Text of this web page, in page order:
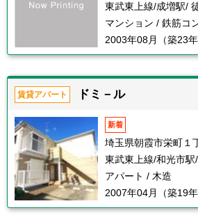
東武東上線/成増駅/
マンション / 鉄筋コ
2003年08月（築23年
賃貸アパート ドミ－ル
新着
埼玉県朝霞市栄町１
東武東上線/和光市
アパート / 木造
2007年04月（築19年